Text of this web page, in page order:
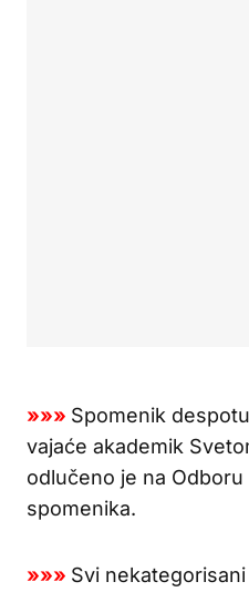
»»» Spomenik
vajaće akademik
odlučeno je na
spomenika.
»»» Svi